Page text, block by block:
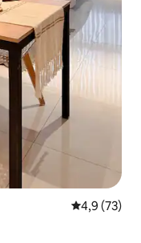
Évaluation
4,9 (73)